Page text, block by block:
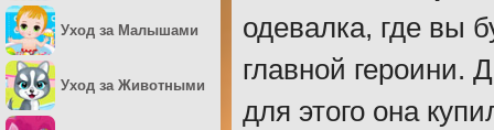
одевалка, где вы
главной героини.
для этого она
Уход за Малышами
Уход за Животными